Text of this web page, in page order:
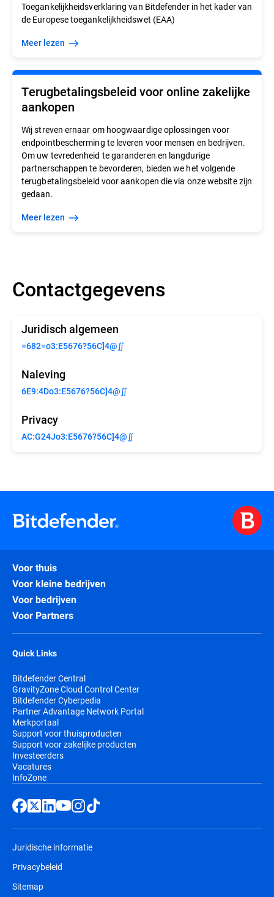
Toegankelijkheidsverklaring van Bitdefender in het kader van
de Europese toegankelijkheidswet (EAA)
meer lezen
Terugbetalingsbeleid voor online zakelijke
aankopen
Wij streven ernaar om hoogwaardige oplossingen voor
endpointbescherming te leveren voor mensen en bedrijven.
Om uw tevredenheid te garanderen en langdurige
partnerschappen te bevorderen, bieden we het volgende
terugbetalingsbeleid voor aankopen die via onze website zijn
gedaan.
meer lezen
Contactgegevens
Juridisch algemeen
=682=o3:E5676?56C]4@∬
Naleving
6E9:4Do3:E5676?56C]4@∬
Privacy
AC:G24Jo3:E5676?56C]4@∬
Voor thuis
Voor kleine bedrijven
Voor bedrijven
Voor Partners
Quick Links
Bitdefender Central
GravityZone Cloud Control Center
Bitdefender Cyberpedia
Partner Advantage Network Portal
Merkportaal
Support voor thuisproducten
Support voor zakelijke producten
Investeerders
Vacatures
InfoZone
Juridische informatie
Privacybeleid
Sitemap